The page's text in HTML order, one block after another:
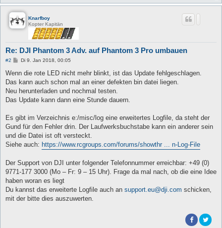
Knarfboy
Kopter Kapitän
Re: DJI Phantom 3 Adv. auf Phantom 3 Pro umbauen
#2
B
i
r
a
Di 9. Jan 2018, 00:05
Wenn die rote LED nicht mehr blinkt, ist das Update fehlgeschlagen.
Das kann auch schon mal an einer defekten bin datei liegen.
Neu herunterladen und nochmal testen.
Das Update kann dann eine Stunde dauern.
Es gibt im Verzeichnis e:/misc/log eine erweitertes Logfile, da steht der
Gund für den Fehler drin. Der Laufwerksbuchstabe kann ein anderer sein
und die Datei ist oft versteckt.
Siehe auch: https://www.rcgroups.com/forums/showthr ... n-Log-File
Der Support von DJI unter folgender Telefonnummer erreichbar: +49 (0)
9771-177 3000 (Mo – Fr: 9 – 15 Uhr). Frage da mal nach, ob die eine Idee
haben woran es liegt
Du kannst das erweiterte Logfile auch an support.eu@dji.com schicken,
mit der bitte dies auszuwerten.